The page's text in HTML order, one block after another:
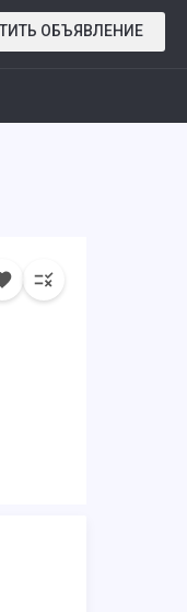
ОБЪЯВЛЕНИЕ